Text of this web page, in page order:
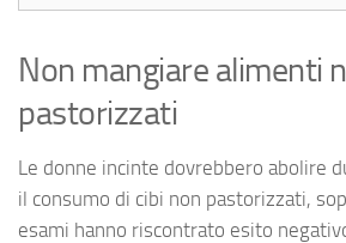
Non mangiare alimenti
pastorizzati
Le donne incinte dovrebbero abolire
il consumo di cibi non pastorizzati,
esami hanno riscontrato esito